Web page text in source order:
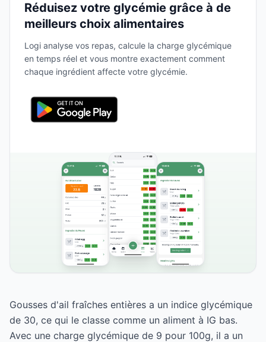
Réduisez votre glycémie grâce à de
meilleurs choix alimentaires
Logi analyse vos repas, calcule la charge glycémique
en temps réel et vous montre exactement comment
chaque ingrédient affecte votre glycémie.
Gousses d'ail fraîches entières a un indice glycémique
de 30, ce qui le classe comme un aliment à IG bas.
Avec une charge glycémique de 9 pour 100g, il a un